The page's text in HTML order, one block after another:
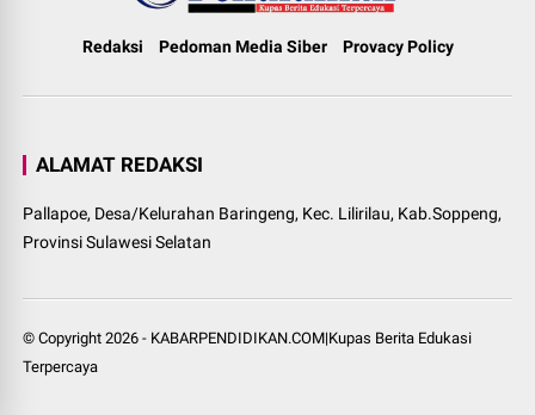
Redaksi Pedoman Media Siber Provacy Policy
ALAMAT REDAKSI
Pallapoe, Desa/Kelurahan Baringeng, Kec. Lilirilau, Kab.Soppeng,
Provinsi Sulawesi Selatan
© Copyright2026 - KABARPENDIDIKAN.COM|Kupas Berita Edukasi
Terpercaya